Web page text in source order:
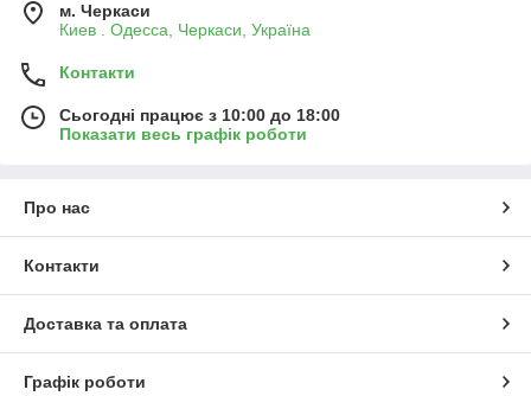
м. Черкаси
Киев . Одесса, Черкаси, Україна
Контакти
Сьогодні працює з 10:00 до 18:00
Показати весь графік роботи
Про нас
Контакти
Доставка та оплата
Графік роботи